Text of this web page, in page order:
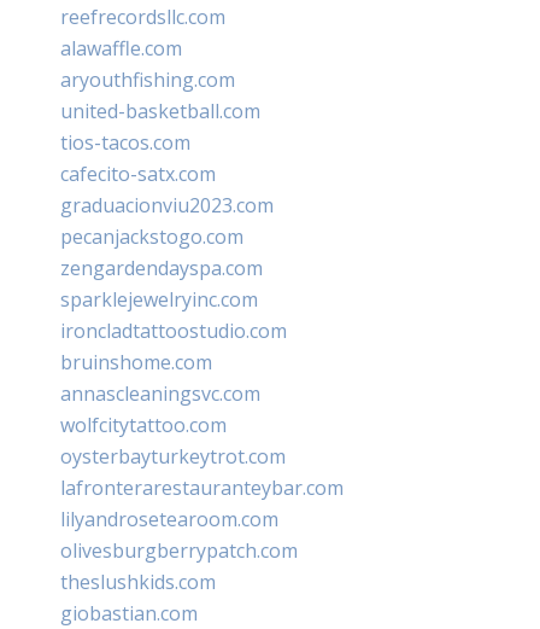
reefrecordsllc.com
alawaffle.com
aryouthfishing.com
united-basketball.com
tios-tacos.com
cafecito-satx.com
graduacionviu2023.com
pecanjackstogo.com
zengardendayspa.com
sparklejewelryinc.com
ironcladtattoostudio.com
bruinshome.com
annascleaningsvc.com
wolfcitytattoo.com
oysterbayturkeytrot.com
lafronterarestauranteybar.com
lilyandrosetearoom.com
olivesburgberrypatch.com
theslushkids.com
giobastian.com